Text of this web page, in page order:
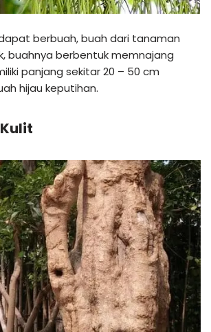
berbuah, buah dari tanaman
buahnya berbentuk memnajang
panjang sekitar 20 – 50 cm
hijau keputihan.